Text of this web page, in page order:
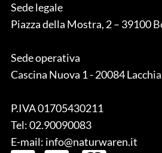
Sede legale
Piazza della Mostra, 2 – 39100
Sede operativa
Cascina Nuova 1 - 20084
P.IVA 01705430211
Tel: 02.90090083
E-mail: info@naturwaren.it